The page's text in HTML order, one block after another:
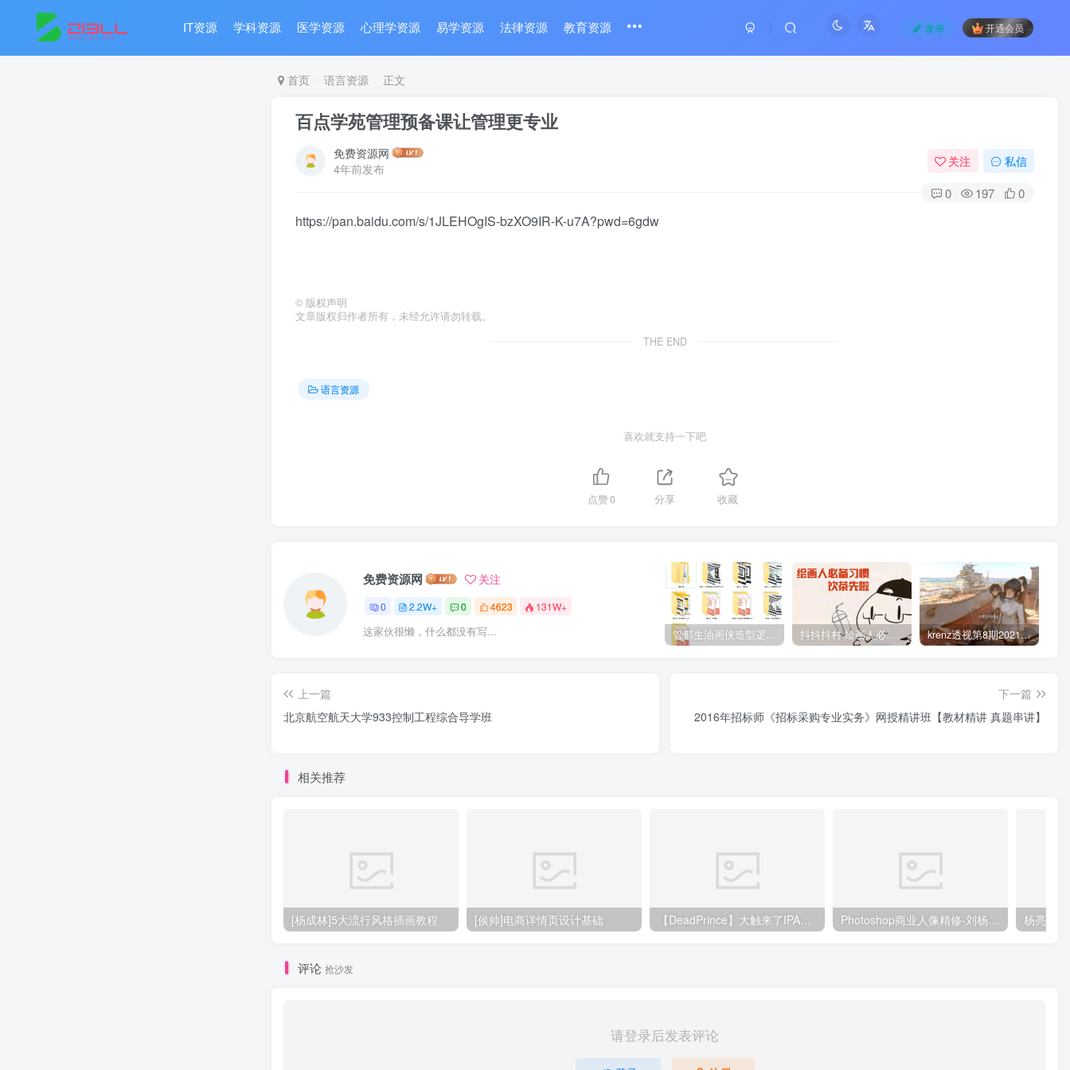
IT资源 学科资源 医学资源 心理学资源 易学资源 法律资源 教育资源 发布 开通会员
首页 语言资源 正文
百点学苑管理预备课让管理更专业
免费资源网
4年前发布
关注 私信
0 197 0
https://pan.baidu.com/s/1JLEHOgIS-bzXO9IR-K-u7A?pwd=6gdw
© 版权声明
文章版权归作者所有，未经允许请勿转载。
THE END
语言资源
喜欢就支持一下吧
点赞0 分享 收藏
免费资源网 关注
0 2.2W+ 0 4623 131W+
这家伙很懒，什么都没有写... 管郁生油画侠造型逻辑班第一期2019年5月【高清不缺课】 抖抖抖村 绘画人必备习惯2020【画质不错】 krenz透视第8期2021年4月结课【画质高清有笔刷课件】
上一篇
北京航空航天大学933控制工程综合导学班
下一篇
2016年招标师《招标采购专业实务》网授精讲班【教材精讲 真题串讲】
相关推荐
[杨成林]5大流行风格插画教程 [侯帅]电商详情页设计基础 【DeadPrince】大触来了IPAD原创插画设计班 Photoshop商业人像精修-刘杨（799元） 杨亮-全
评论 抢沙发
请登录后发表评论